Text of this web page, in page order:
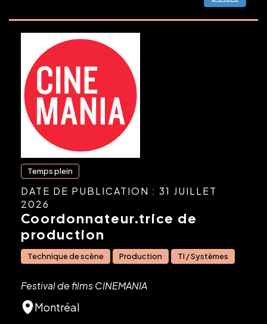
Temps plein
DATE DE PUBLICATION : 31 JUILLET
2026
Coordonnateur.trice de
production
Technique de scène Production TI / Systèmes
Festival de films CINEMANIA
Montréal